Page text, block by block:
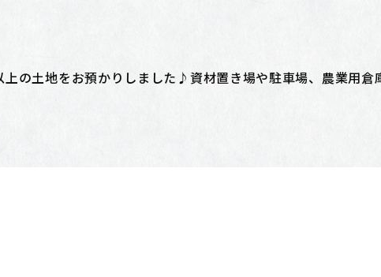
の土地をお預かりしました♪資材置き場や駐車場、農業用倉